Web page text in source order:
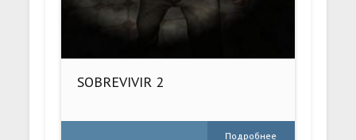
SOBREVIVIR 2
Подробнее